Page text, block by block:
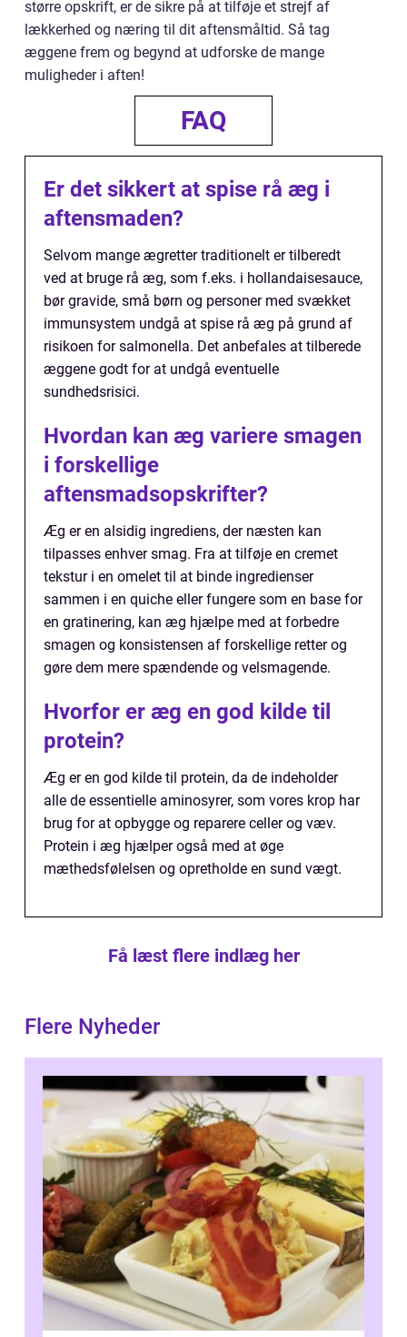
større opskrift, er de sikre på at tilføje et strejf af
lækkerhed og næring til dit aftensmåltid. Så tag
æggene frem og begynd at udforske de mange
muligheder i aften!
FAQ
Er det sikkert at spise rå æg i
aftensmaden?
Selvom mange ægretter traditionelt er tilberedt
ved at bruge rå æg, som f.eks. i hollandaisesauce,
bør gravide, små børn og personer med svækket
immunsystem undgå at spise rå æg på grund af
risikoen for salmonella. Det anbefales at tilberede
æggene godt for at undgå eventuelle
sundhedsrisici.
Hvordan kan æg variere smagen
i forskellige
aftensmadsopskrifter?
Æg er en alsidig ingrediens, der næsten kan
tilpasses enhver smag. Fra at tilføje en cremet
tekstur i en omelet til at binde ingredienser
sammen i en quiche eller fungere som en base for
en gratinering, kan æg hjælpe med at forbedre
smagen og konsistensen af forskellige retter og
gøre dem mere spændende og velsmagende.
Hvorfor er æg en god kilde til
protein?
Æg er en god kilde til protein, da de indeholder
alle de essentielle aminosyrer, som vores krop har
brug for at opbygge og reparere celler og væv.
Protein i æg hjælper også med at øge
mæthedsfølelsen og opretholde en sund vægt.
Få læst flere indlæg her
Flere Nyheder